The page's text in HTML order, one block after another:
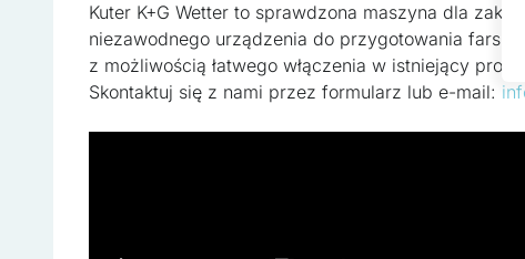
Kuter K+G Wetter to sprawdzona maszyna dla
niezawodnego urządzenia do przygotowania
z możliwością łatwego włączenia w istniejący
Skontaktuj się z nami przez formularz lub e-mail:
Marketing
Marketingowe pliki cookie
wyświetlanie reklam, które są